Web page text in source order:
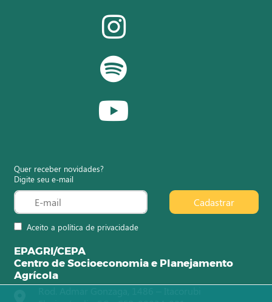
Quer receber novidades?
Digite seu e-mail
Aceito a política de privacidade
Cadastrar
EPAGRI/CEPA
Centro de Socioeconomia e Planejamento
Agrícola